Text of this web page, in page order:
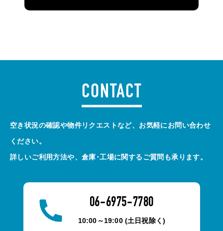
CONTACT
空き状況の確認や物件リクエストなど、お気軽にお問い合わせ
ください。
詳しいご利用方法や、倉庫･工場に関するご質問も承ります。
06-6975-7780
10:00～19:00 (土日祝除く)